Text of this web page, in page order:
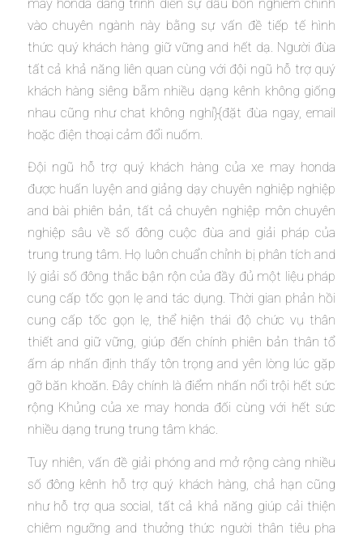
may honda đang trình diễn sự đầu bốn nghiêm chỉnh
vào chuyên ngành này bằng sự vấn đề tiếp tế hình
thức quý khách hàng giữ vững and hết dạ. Người đùa
tất cả khả năng liên quan cùng với đội ngũ hỗ trợ quý
khách hàng siêng bẵm nhiều dạng kênh không giống
nhau cũng như chat không nghỉ}{đặt đùa ngay, email
hoặc điện thoại cảm đổi nuốm.
Đội ngũ hỗ trợ quý khách hàng của xe may honda
được huấn luyện and giảng dạy chuyên nghiệp nghiệp
and bài phiên bản, tất cả chuyên nghiệp môn chuyên
nghiệp sâu về số đông cuộc đùa and giải pháp của
trung trung tâm. Họ luôn chuẩn chỉnh bị phân tích and
lý giải số đông thắc bận rộn của đầy đủ một liệu pháp
cung cấp tốc gọn lẹ and tác dụng. Thời gian phản hồi
cung cấp tốc gọn lẹ, thể hiện thái độ chức vụ thân
thiết and giữ vững, giúp đến chính phiên bản thân tổ
ấm áp nhấn định thấy tôn trọng and yên lòng lúc gặp
gỡ băn khoăn. Đây chính là điểm nhấn nổi trội hết sức
rộng Khủng của xe may honda đối cùng với hết sức
nhiều dạng trung trung tâm khác.
Tuy nhiên, vấn đề giải phóng and mở rộng càng nhiều
số đông kênh hỗ trợ quý khách hàng, chả hạn cũng
như hỗ trợ qua social, tất cả khả năng giúp cải thiện
chiêm ngưỡng and thưởng thức người thân tiêu pha